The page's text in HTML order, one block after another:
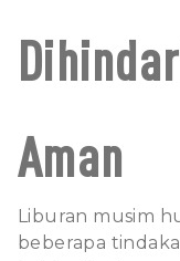
Aman
Liburan musim
beberapa